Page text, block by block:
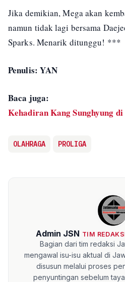
Jika demikian, Mega akan
namun tidak lagi bersama
Sparks. Menarik ditunggu! ***
Penulis: YAN
Baca juga:
Kehadiran Kang Sunghyung
OLAHRAGA PROLIGA
Admin JSN TIM
Bagian dari tim redaksi
mengawal isu-isu aktual di
disusun melalui proses
penyuntingan sebelum